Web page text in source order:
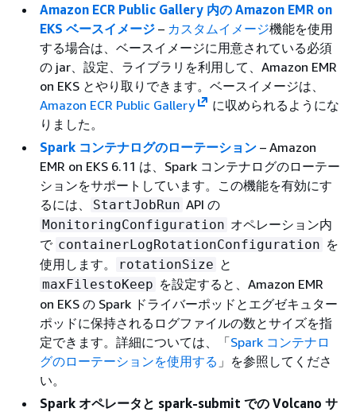
Amazon ECR Public Gallery 内の Amazon EMR on
EKS ベースイメージ – カスタムイメージ機能を使用
する場合は、ベースイメージに用意されている必須
の jar、設定、ライブラリを利用して、Amazon EMR
on EKS とやり取りできます。ベースイメージは、
Amazon ECR Public Gallery
に収められるようにな
りました。
Spark コンテナログのローテーション – Amazon
EMR on EKS 6.11 は、Spark コンテナログのローテー
ションをサポートしています。この機能を有効にす
るには、
StartJobRun API の
MonitoringConfiguration オペレーション内
で containerLogRotationConfiguration を
使用します。
rotationSize と
maxFilestoKeep を設定すると、Amazon EMR
on EKS の Spark ドライバーポッドとエグゼキュター
ポッドに保持されるログファイルの数とサイズを指
定できます。詳細については、「Spark コンテナロ
グのローテーションを使用する 」を参照してくださ
い。
Spark オペレータと spark-submit での Volcano サ